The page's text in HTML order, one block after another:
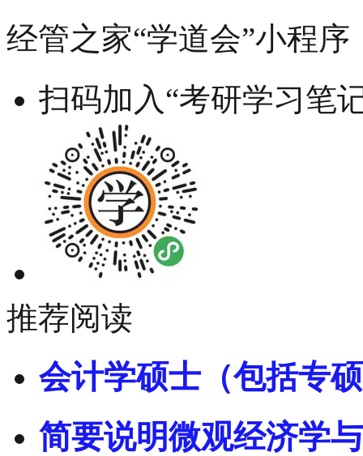
经管之家“学道会”小程序
扫码加入“考研学习笔
推荐阅读
会计学硕士（包括专
简要说明微观经济学